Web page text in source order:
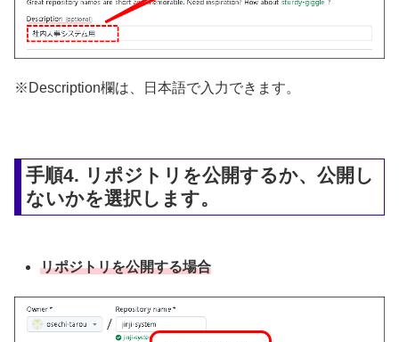
※Description欄は、日本語で入力できます。
手順4. リポジトリを公開するか、公開し
ないかを選択します。
リポジトリを公開する場合